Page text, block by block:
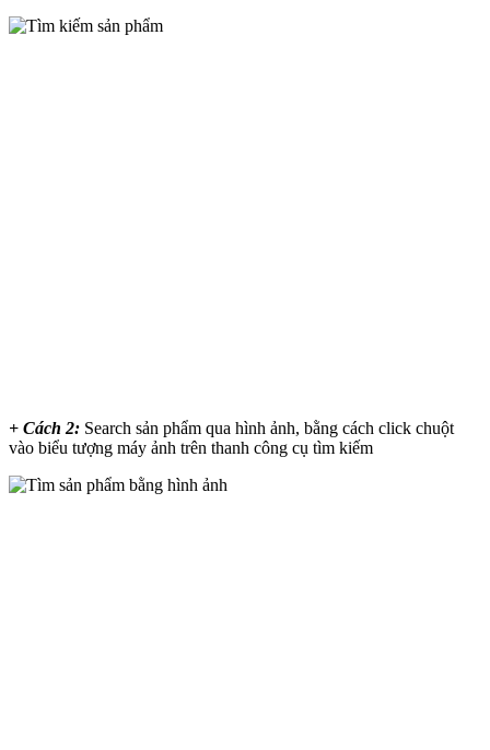
+ Cách 2: Search sản phẩm qua hình ảnh, bằng cách click chuột
vào biểu tượng máy ảnh trên thanh công cụ tìm kiếm